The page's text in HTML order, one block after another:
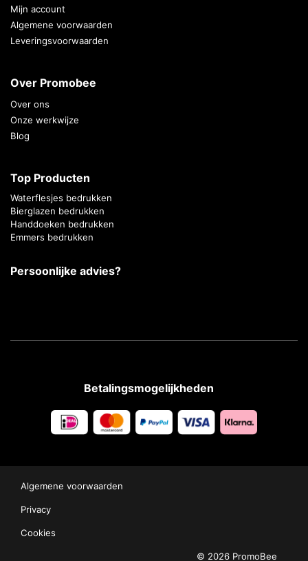
Mijn account
Algemene voorwaarden
Leveringsvoorwaarden
Over Promobee
Over ons
Onze werkwijze
Blog
Top Producten
Waterflesjes bedrukken
Bierglazen bedrukken
Handdoeken bedrukken
Emmers bedrukken
Persoonlijke advies?
Betalingsmogelijkheden
Algemene voorwaarden
Privacy
Cookies
© 2026 PromoBee